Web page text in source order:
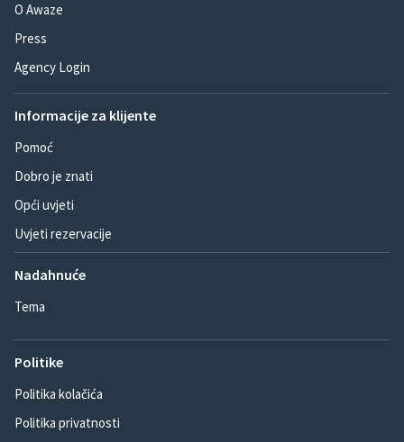
O Awaze
Press
Agency Login
Informacije za klijente
Pomoć
Dobro je znati
Opći uvjeti
Uvjeti rezervacije
Nadahnuće
Tema
Politike
Politika kolačića
Politika privatnosti